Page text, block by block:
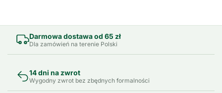
Darmowa dostawa od 65 zł
Dla zamówień na terenie Polski
14 dni na zwrot
Wygodny zwrot bez zbędnych formalności